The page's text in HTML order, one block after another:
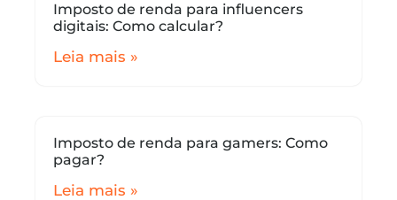
Imposto de renda para influencers
digitais: Como calcular?
Leia mais »
Imposto de renda para gamers: Como
pagar?
Leia mais »